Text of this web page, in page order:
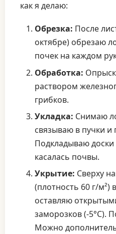
как я делаю:
Обрезка: После
октябре) обрезаю
почек на каждом
Обработка:
раствором
грибков.
Укладка: Снимаю
связываю в пучки и
Подкладываю
касалась почвы.
Укрытие: Сверху
(плотность 60 г/м²)
оставляю
заморозков (-5°C).
Можно